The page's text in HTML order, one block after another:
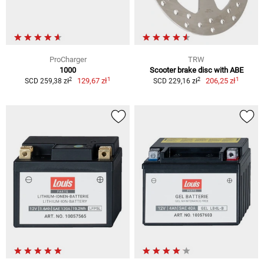
ProCharger
1000
SCD 259,38 zł2 129,67 zł1
TRW
Scooter brake disc with ABE
SCD 229,16 zł2 206,25 zł1